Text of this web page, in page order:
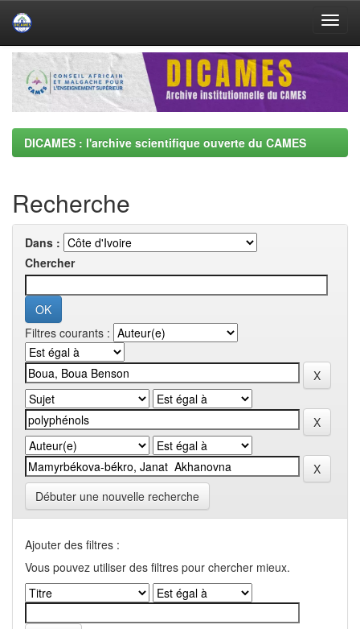
Skip
navigation
DICAMES : l'archive scientifique ouverte du CAMES
Recherche
Dans :
Chercher
Filtres courants :
Débuter une nouvelle recherche
Ajouter des filtres :
Vous pouvez utiliser des filtres pour chercher mieux.